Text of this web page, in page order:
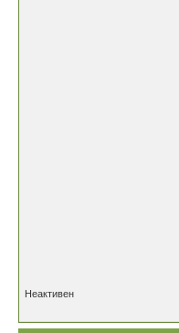
Неактивен